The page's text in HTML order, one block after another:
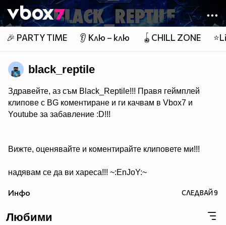
👾
🎉 PARTY TIME 👂 Клю – клю 🪀CHILL ZONE
black_reptile
Здравейте, аз съм Black_Reptile!!! Правя геймплей
клипове с BG коментиране и ги качвам в Vbox7 и
Youtube за забавление :D!!!
Вижте, оценявайте и коментирайте клиповете ми!!!
надявам се да ви хареса!!! ~:EnJoY:~
Инфо СЛЕДВАЙ9
Любими